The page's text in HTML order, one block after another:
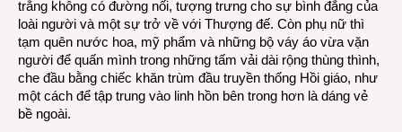
trắng không có đường nối, tượng trưng cho sự bình đẳng của
loài người và một sự trở về với Thượng đế. Còn phụ nữ thì
tạm quên nước hoa, mỹ phẩm và những bộ váy áo vừa vặn
người để quấn mình trong những tấm vải dài rộng thùng thình,
che đầu bằng chiếc khăn trùm đầu truyền thống Hồi giáo, như
một cách để tập trung vào linh hồn bên trong hơn là dáng vẻ
bề ngoài.